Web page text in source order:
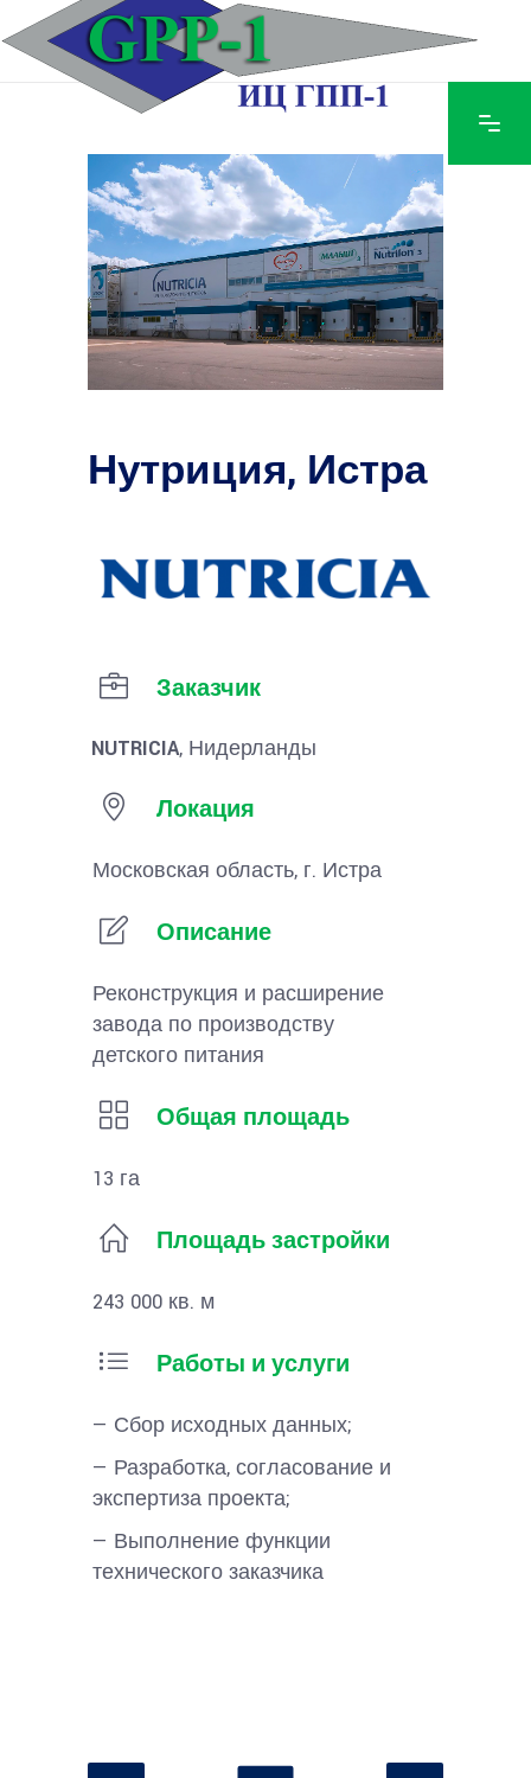
Нутриция, Истра
Заказчик
NUTRICIA, Нидерланды
Локация
Московская область, г. Истра
Описание
Реконструкция и расширение
завода по производству
детского питания
Общая площадь
13 га
Площадь застройки
243 000 кв. м
Работы и услуги
— Сбор исходных данных;
— Разработка, согласование и
экспертиза проекта;
— Выполнение функции
технического заказчика